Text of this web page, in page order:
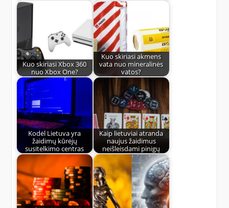
Kuo skiriasi Xbox 360
nuo Xbox One?
Kuo skiriasi akmens
vata nuo mineralinės
vatos?
Kodėl Lietuva yra
žaidimų kūrėjų
susitelkimo centras
Kaip lietuviai atranda
naujus žaidimus
neišleisdami pinigų